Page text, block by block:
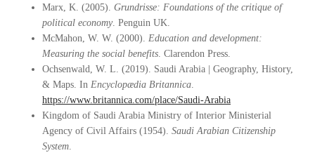
Marx, K. (2005). Grundrisse: Foundations of the critique of
political economy. Penguin UK.
McMahon, W. W. (2000). Education and development:
Measuring the social benefits. Clarendon Press.
Ochsenwald, W. L. (2019). Saudi Arabia | Geography, History,
& Maps. In Encyclopædia Britannica.
https://www.britannica.com/place/Saudi-Arabia
Kingdom of Saudi Arabia Ministry of Interior Ministerial
Agency of Civil Affairs (1954). Saudi Arabian Citizenship
System.